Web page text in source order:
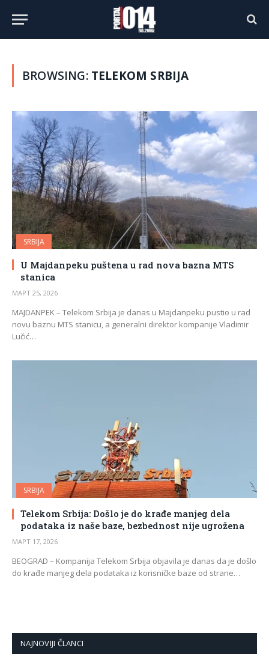
BROWSING: TELEKOM SRBIJA
SRBIJA
U Majdanpeku puštena u rad nova bazna MTS
stanica
МАРТ 25, 2026
MAJDANPEK – Telekom Srbija je danas u Majdanpeku pustio u rad
novu baznu MTS stanicu, a generalni direktor kompanije Vladimir
Lučić…
SRBIJA
Telekom Srbija: Došlo je do krađe manjeg dela
podataka iz naše baze, bezbednost nije ugrožena
МАРТ 17, 2026
BEOGRAD – Kompanija Telekom Srbija objavila je danas da je došlo
do krađe manjeg dela podataka iz korisničke baze od strane…
NAJNOVIJI ČLANCI